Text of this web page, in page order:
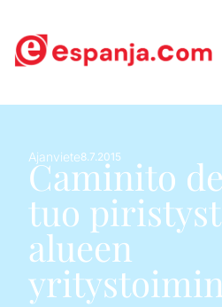
Ajanviete8.7.2015
Caminito
tuo
alueen